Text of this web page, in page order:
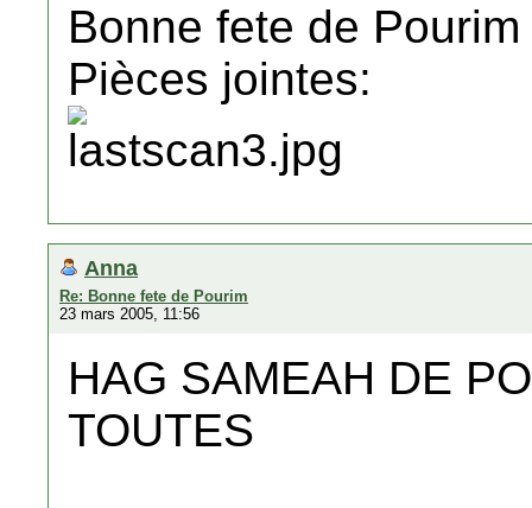
Bonne fete de Pourim
Pièces jointes:
Anna
Re: Bonne fete de Pourim
23 mars 2005, 11:56
HAG SAMEAH DE
TOUTES